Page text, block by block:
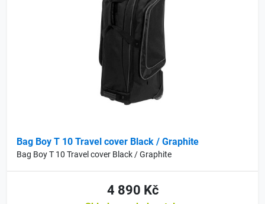
Bag Boy T 10 Travel cover Black / Graphite
Bag Boy T 10 Travel cover Black / Graphite
4 890 Kč